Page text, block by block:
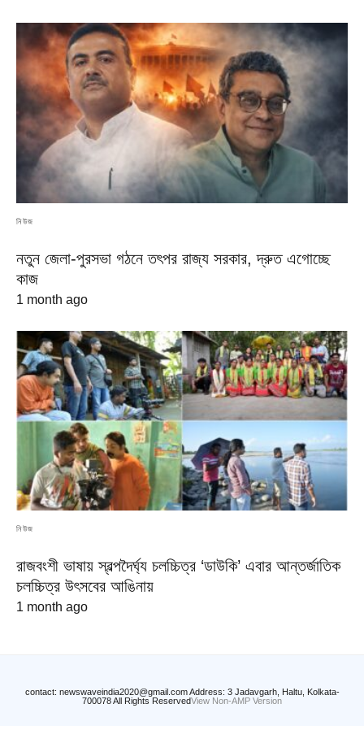
নিউজ
নতুন জেলা-পুরসভা গঠনে তৎপর রাজ্য সরকার, দ্রুত এগোচ্ছে
কাজ
1 month ago
নিউজ
রাজবংশী ভাষায় স্বল্পদৈর্ঘ্য চলচ্চিত্র ‘ডাউকি’ এবার আন্তর্জাতিক
চলচ্চিত্র উৎসবের আঙিনায়
1 month ago
contact: newswaveindia2020@gmail.com Address: 3 Jadavgarh, Haltu, Kolkata-
700078 All Rights ReservedView Non-AMP Version